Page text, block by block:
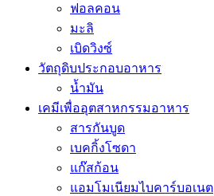
ฟอลคอน
มะลิ
เบิดวิงซ์
วัตถุดิบประกอบอาหาร
น้ำมัน
เคมีเพื่ออุตสาหกรรมอาหาร
สารกันบูด
เบคกิ้งโซดา
แก๊สก้อน
แอมโมเนียมไบคาร์บอเนต